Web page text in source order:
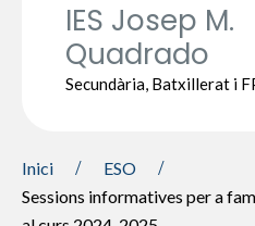
IES Josep M.
Quadrado
Secundària, Batxillerat i
Inici
ESO
Sessions informatives per a